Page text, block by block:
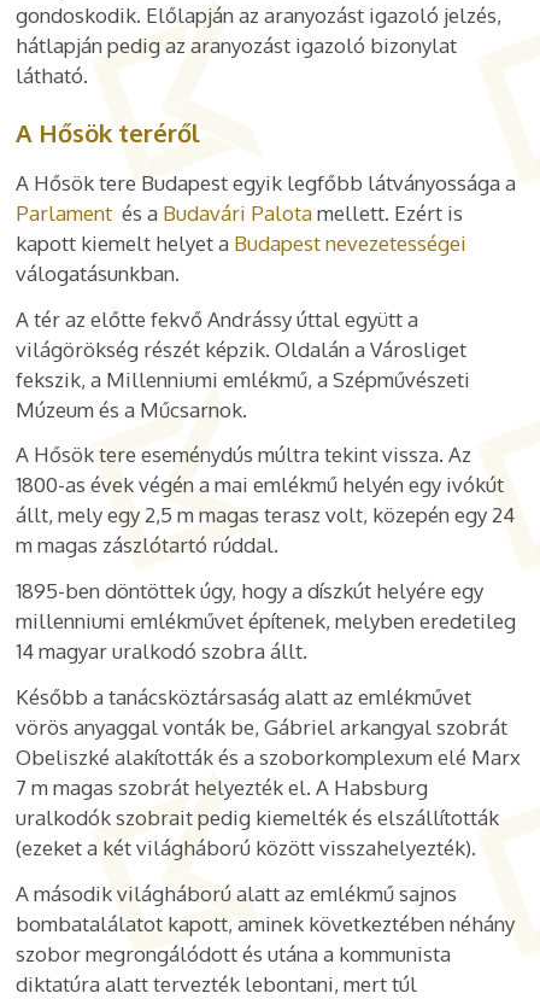
gondoskodik. Előlapján az aranyozást igazoló jelzés,
hátlapján pedig az aranyozást igazoló bizonylat
látható.
A Hősök teréről
A Hősök tere Budapest egyik legfőbb látványossága a
Parlament és a Budavári Palota mellett. Ezért is
kapott kiemelt helyet a Budapest nevezetességei
válogatásunkban.
A tér az előtte fekvő Andrássy úttal együtt a
világörökség részét képzik. Oldalán a Városliget
fekszik, a Millenniumi emlékmű, a Szépművészeti
Múzeum és a Műcsarnok.
A Hősök tere eseménydús múltra tekint vissza. Az
1800-as évek végén a mai emlékmű helyén egy ivókút
állt, mely egy 2,5 m magas terasz volt, közepén egy 24
m magas zászlótartó rúddal.
1895-ben döntöttek úgy, hogy a díszkút helyére egy
millenniumi emlékművet építenek, melyben eredetileg
14 magyar uralkodó szobra állt.
Később a tanácsköztársaság alatt az emlékművet
vörös anyaggal vonták be, Gábriel arkangyal szobrát
Obeliszké alakították és a szoborkomplexum elé Marx
7 m magas szobrát helyezték el. A Habsburg
uralkodók szobrait pedig kiemelték és elszállították
(ezeket a két világháború között visszahelyezték).
A második világháború alatt az emlékmű sajnos
bombatalálatot kapott, aminek következtében néhány
szobor megrongálódott és utána a kommunista
diktatúra alatt tervezték lebontani, mert túl